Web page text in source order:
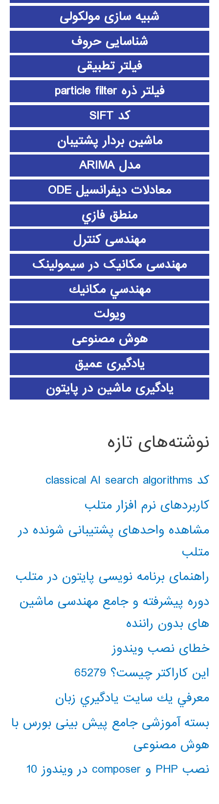
شبیه سازی مولکولی
شناسایی حروف
فیلتر تطبیقی
فیلتر ذره particle filter
کد SIFT
ماشین بردار پشتیبان
مدل ARIMA
معادلات دیفرانسیل ODE
منطق فازي
مهندسی کنترل
مهندسی مکانیک در سیمولینک
مهندسي مكانيك
ویولت
هوش مصنوعی
یادگیری عمیق
یادگیری ماشین در پایتون
نوشته‌های تازه
کد classical AI search algorithms
کاربردهای نرم افزار متلب
مشاهده واحدهای پشتیبانی شونده در
متلب
راهنمای برنامه نویسی پایتون در متلب
دوره پیشرفته و جامع مهندسی ماشین
های بدون راننده
خطای نصب ویندوز
این کاراکتر چیست؟ 65279
معرفي يك سايت يادگيري زبان
بسته آموزشی جامع پیش بینی بورس با
هوش مصنوعی
نصب PHP و composer در ویندوز 10